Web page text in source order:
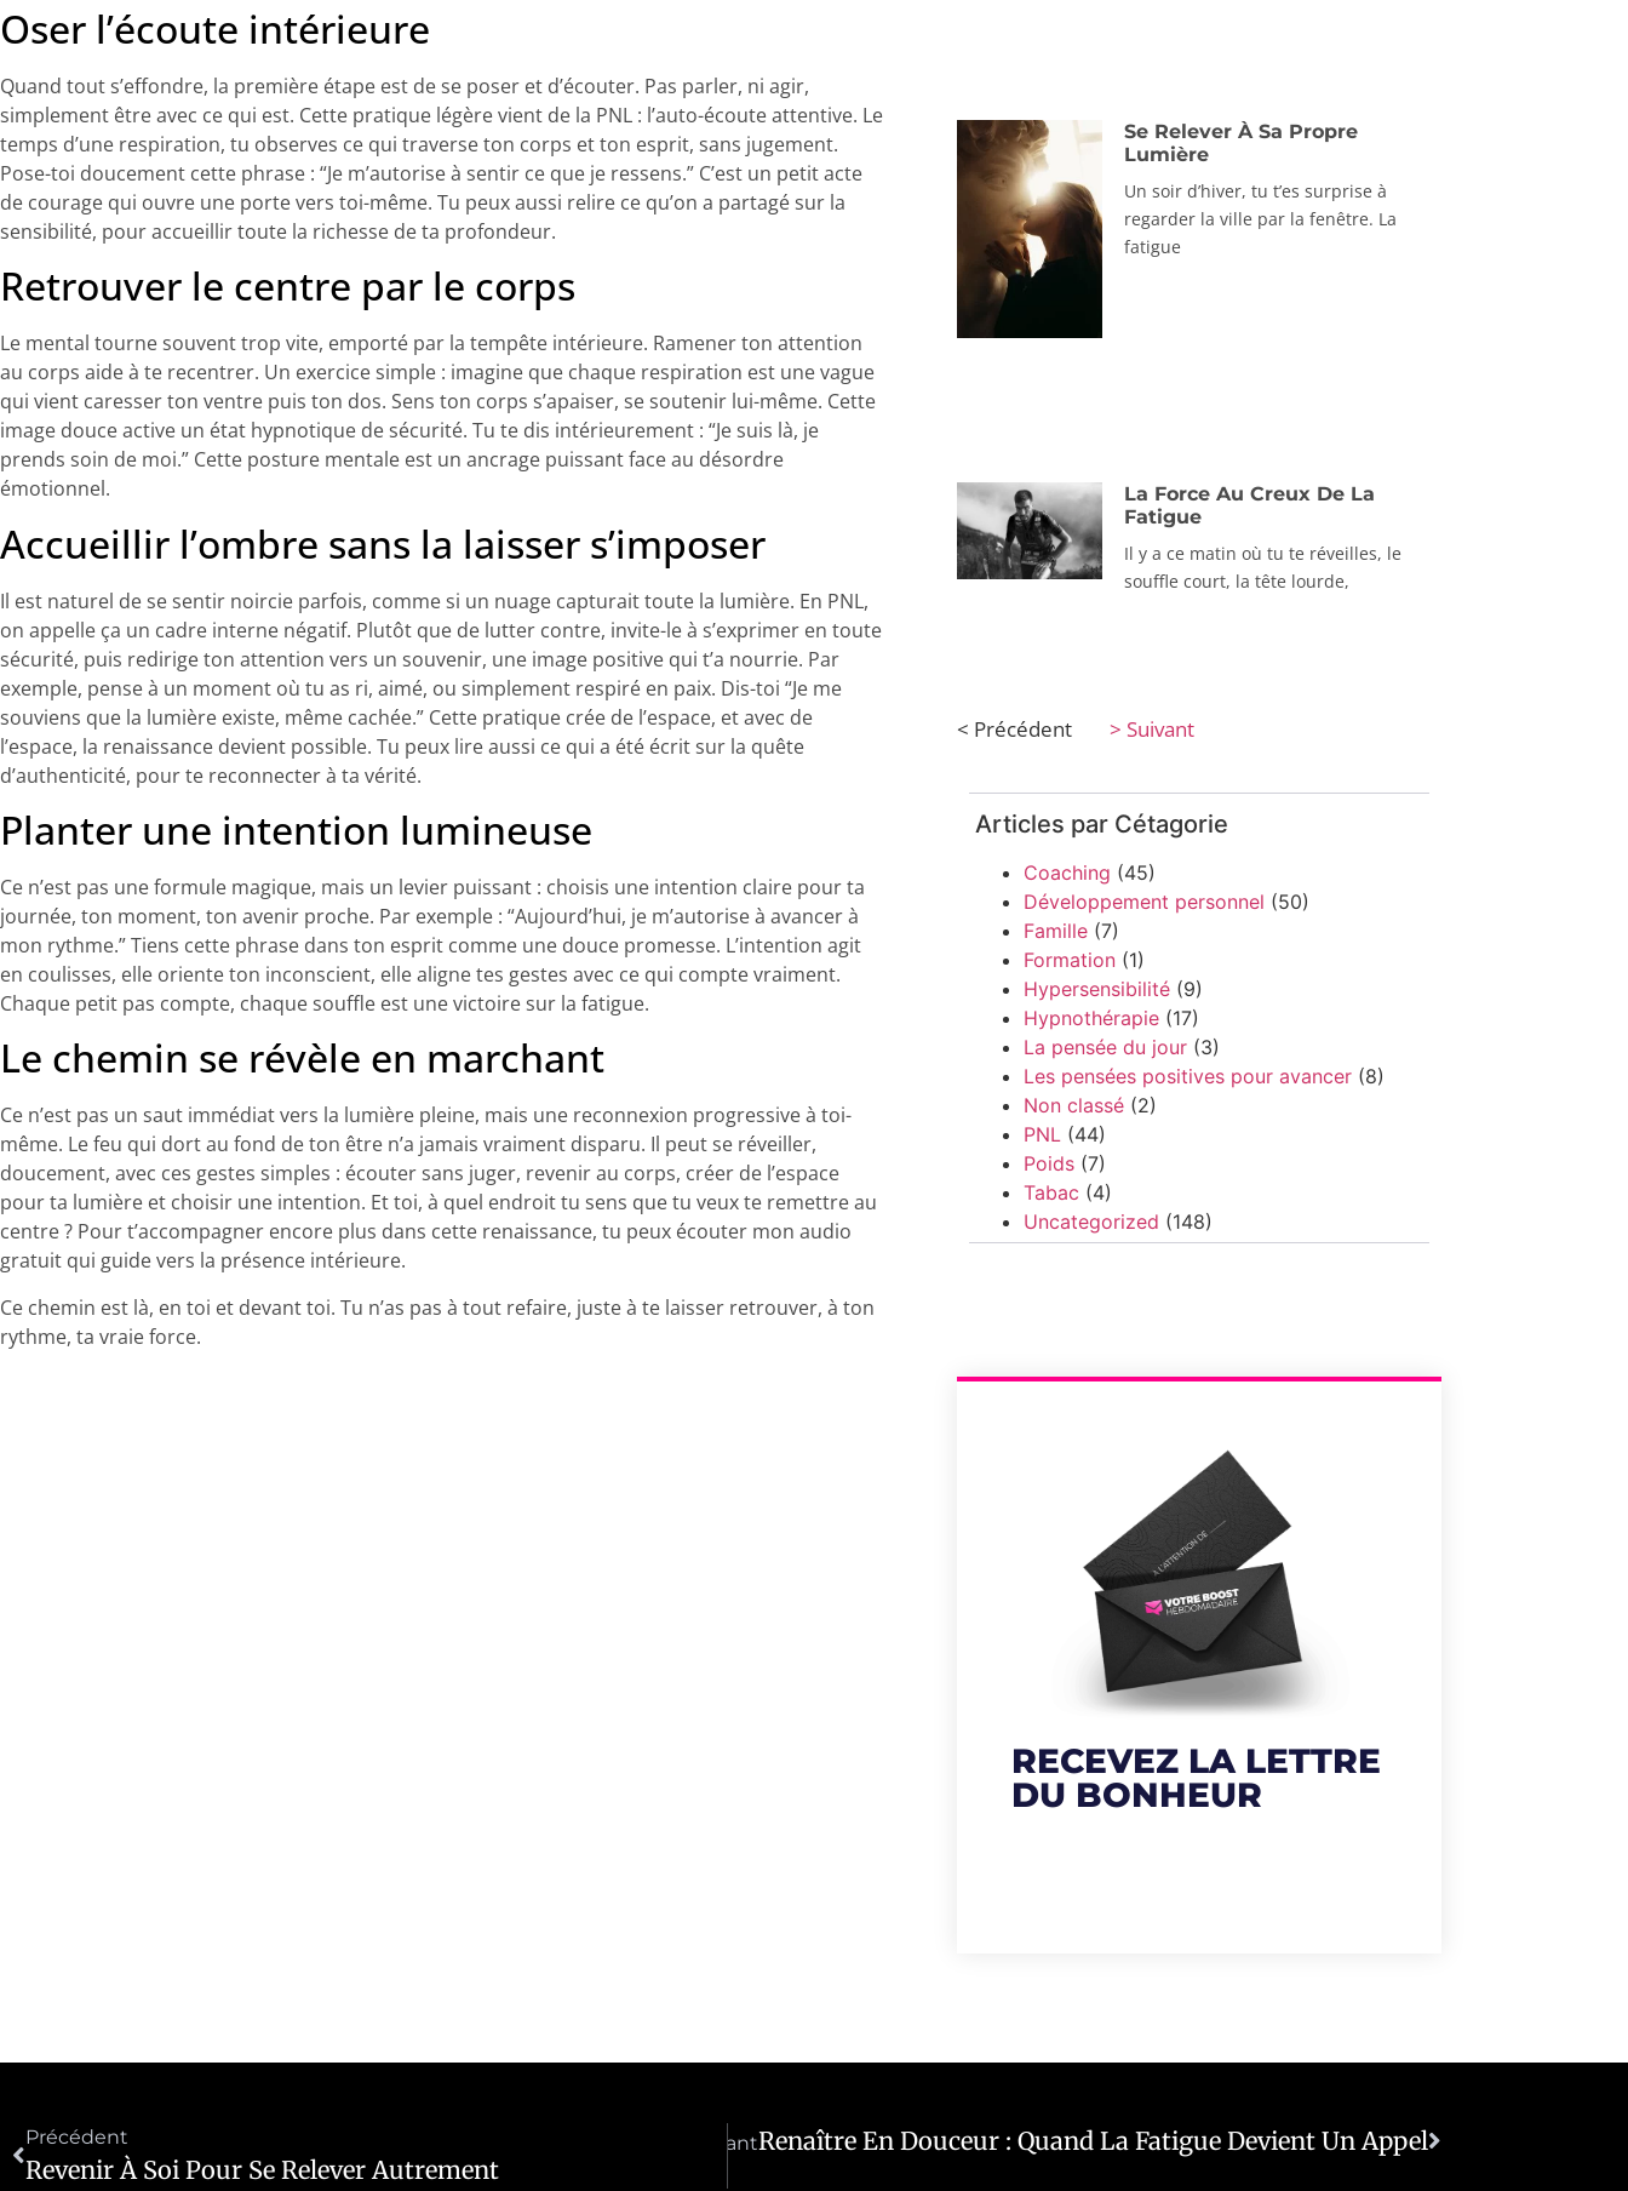
Oser l’écoute intérieure
Quand tout s’effondre, la première étape est de se poser et d’écouter. Pas parler, ni agir,
simplement être avec ce qui est. Cette pratique légère vient de la PNL : l’auto-écoute attentive. Le
temps d’une respiration, tu observes ce qui traverse ton corps et ton esprit, sans jugement.
Pose-toi doucement cette phrase : “Je m’autorise à sentir ce que je ressens.” C’est un petit acte
de courage qui ouvre une porte vers toi-même. Tu peux aussi relire ce qu’on a partagé sur la
sensibilité, pour accueillir toute la richesse de ta profondeur.
Retrouver le centre par le corps
Le mental tourne souvent trop vite, emporté par la tempête intérieure. Ramener ton attention
au corps aide à te recentrer. Un exercice simple : imagine que chaque respiration est une vague
qui vient caresser ton ventre puis ton dos. Sens ton corps s’apaiser, se soutenir lui-même. Cette
image douce active un état hypnotique de sécurité. Tu te dis intérieurement : “Je suis là, je
prends soin de moi.” Cette posture mentale est un ancrage puissant face au désordre
émotionnel.
Accueillir l’ombre sans la laisser s’imposer
Il est naturel de se sentir noircie parfois, comme si un nuage capturait toute la lumière. En PNL,
on appelle ça un cadre interne négatif. Plutôt que de lutter contre, invite-le à s’exprimer en toute
sécurité, puis redirige ton attention vers un souvenir, une image positive qui t’a nourrie. Par
exemple, pense à un moment où tu as ri, aimé, ou simplement respiré en paix. Dis-toi “Je me
souviens que la lumière existe, même cachée.” Cette pratique crée de l’espace, et avec de
l’espace, la renaissance devient possible. Tu peux lire aussi ce qui a été écrit sur la quête
d’authenticité, pour te reconnecter à ta vérité.
Planter une intention lumineuse
Ce n’est pas une formule magique, mais un levier puissant : choisis une intention claire pour ta
journée, ton moment, ton avenir proche. Par exemple : “Aujourd’hui, je m’autorise à avancer à
mon rythme.” Tiens cette phrase dans ton esprit comme une douce promesse. L’intention agit
en coulisses, elle oriente ton inconscient, elle aligne tes gestes avec ce qui compte vraiment.
Chaque petit pas compte, chaque souffle est une victoire sur la fatigue.
Le chemin se révèle en marchant
Ce n’est pas un saut immédiat vers la lumière pleine, mais une reconnexion progressive à toi-
même. Le feu qui dort au fond de ton être n’a jamais vraiment disparu. Il peut se réveiller,
doucement, avec ces gestes simples : écouter sans juger, revenir au corps, créer de l’espace
pour ta lumière et choisir une intention. Et toi, à quel endroit tu sens que tu veux te remettre au
centre ? Pour t’accompagner encore plus dans cette renaissance, tu peux écouter mon audio
gratuit qui guide vers la présence intérieure.
Ce chemin est là, en toi et devant toi. Tu n’as pas à tout refaire, juste à te laisser retrouver, à ton
rythme, ta vraie force.
Se Relever À Sa Propre
Lumière
Un soir d’hiver, tu t’es surprise à
regarder la ville par la fenêtre. La
fatigue
La Force Au Creux De La
Fatigue
Il y a ce matin où tu te réveilles, le
souffle court, la tête lourde,
< Précédent > Suivant
Articles par Cétagorie
Coaching (45)
Développement personnel (50)
Famille (7)
Formation (1)
Hypersensibilité (9)
Hypnothérapie (17)
La pensée du jour (3)
Les pensées positives pour avancer (8)
Non classé (2)
PNL (44)
Poids (7)
Tabac (4)
Uncategorized (148)
RECEVEZ LA LETTRE
DU BONHEUR
Précédent
Revenir À Soi Pour Se Relever Autrement
SuivantRenaître En Douceur : Quand La Fatigue Devient Un Appel